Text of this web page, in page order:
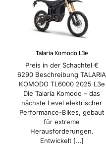
Talaria Komodo L3e
Preis in der Schachtel €
6290 Beschreibung TALARIA
KOMODO TL6000 2025 L3e
Die Talaria Komodo – das
nächste Level elektrischer
Performance-Bikes, gebaut
für extreme
Herausforderungen.
Entwickelt[…]